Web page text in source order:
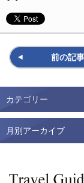
前の記
カテゴリー
月別アーカイブ